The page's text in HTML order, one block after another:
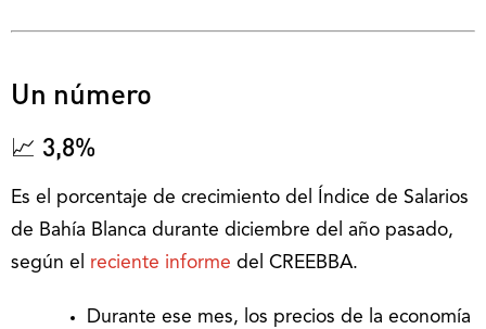
Un número
📈 3,8%
Es el porcentaje de crecimiento del Índice de Salarios
de Bahía Blanca durante diciembre del año pasado,
según el reciente informe del CREEBBA.
Durante ese mes, los precios de la economía